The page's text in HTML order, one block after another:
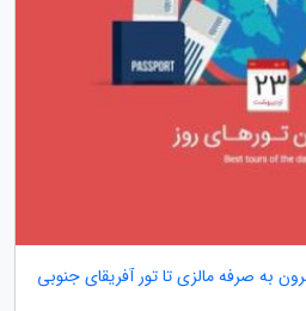
به صرفه مالزی تا تور آفریقای جنوبی